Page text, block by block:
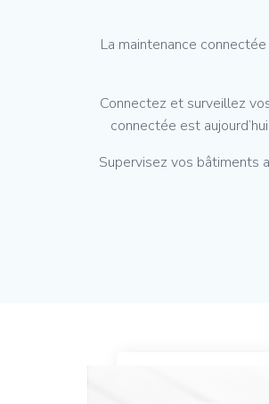
La maintenance
Connectez et surveillez
connectée est
Supervisez vos bâtiments